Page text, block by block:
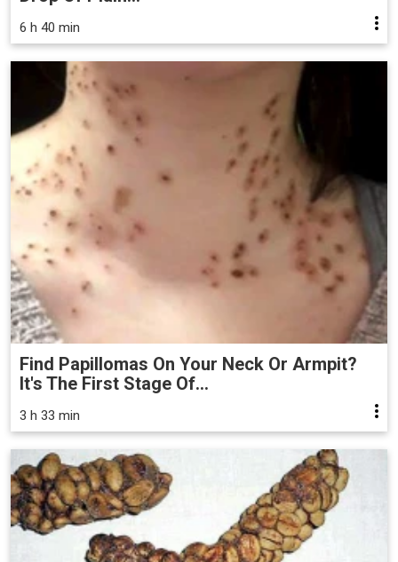
6 h 40 min
Find Papillomas On Your Neck Or Armpit?
It's The First Stage Of...
3 h 33 min